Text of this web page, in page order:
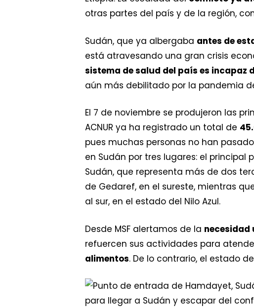
otras partes del país y de la región,
Sudán, que ya albergaba antes de
está atravesando una gran crisis
sistema de salud del país es incapaz
aún más debilitado por la pandemia
El 7 de noviembre se produjeron las
ACNUR ya ha registrado un total de
pues muchas personas no han
en Sudán por tres lugares: el
Sudán, que representa más de dos
de Gedaref, en el sureste, mientras
al sur, en el estado del Nilo Azul.
Desde MSF alertamos de la necesidad
refuercen sus actividades para
alimentos. De lo contrario, el estado